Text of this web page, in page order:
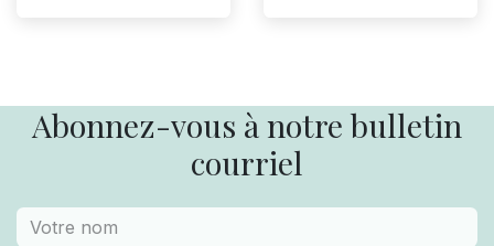
Abonnez-vous à notre bulletin
courriel